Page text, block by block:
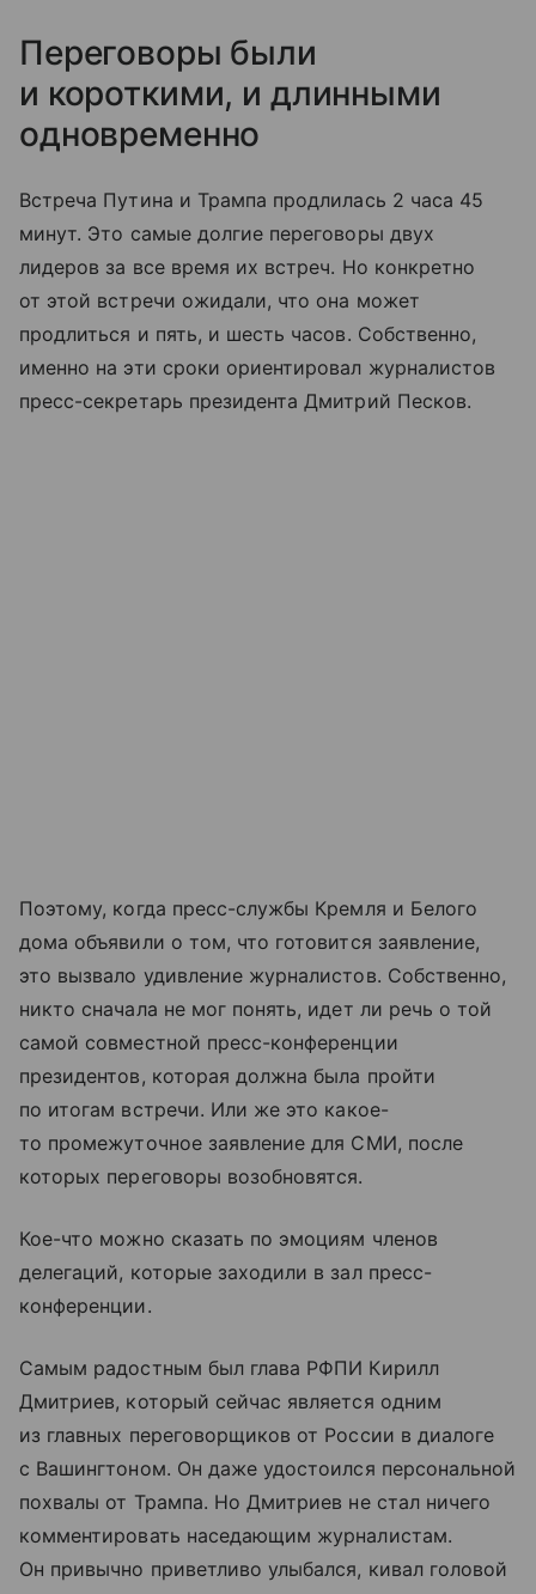
Переговоры были
и короткими, и длинными
одновременно
Встреча Путина и Трампа продлилась 2 часа 45
минут. Это самые долгие переговоры двух
лидеров за все время их встреч. Но конкретно
от этой встречи ожидали, что она может
продлиться и пять, и шесть часов. Собственно,
именно на эти сроки ориентировал журналистов
пресс-секретарь президента Дмитрий Песков.
Поэтому, когда пресс-службы Кремля и Белого
дома объявили о том, что готовится заявление,
это вызвало удивление журналистов. Собственно,
никто сначала не мог понять, идет ли речь о той
самой совместной пресс-конференции
президентов, которая должна была пройти
по итогам встречи. Или же это какое-
то промежуточное заявление для СМИ, после
которых переговоры возобновятся.
Кое-что можно сказать по эмоциям членов
делегаций, которые заходили в зал пресс-
конференции.
Самым радостным был глава РФПИ Кирилл
Дмитриев, который сейчас является одним
из главных переговорщиков от России в диалоге
с Вашингтоном. Он даже удостоился персональной
похвалы от Трампа. Но Дмитриев не стал ничего
комментировать наседающим журналистам.
Он привычно приветливо улыбался, кивал головой